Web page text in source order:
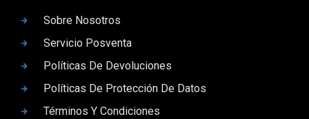
Sobre Nosotros
Servicio Posventa
Políticas De Devoluciones
Políticas De Protección De Datos
Términos Y Condiciones